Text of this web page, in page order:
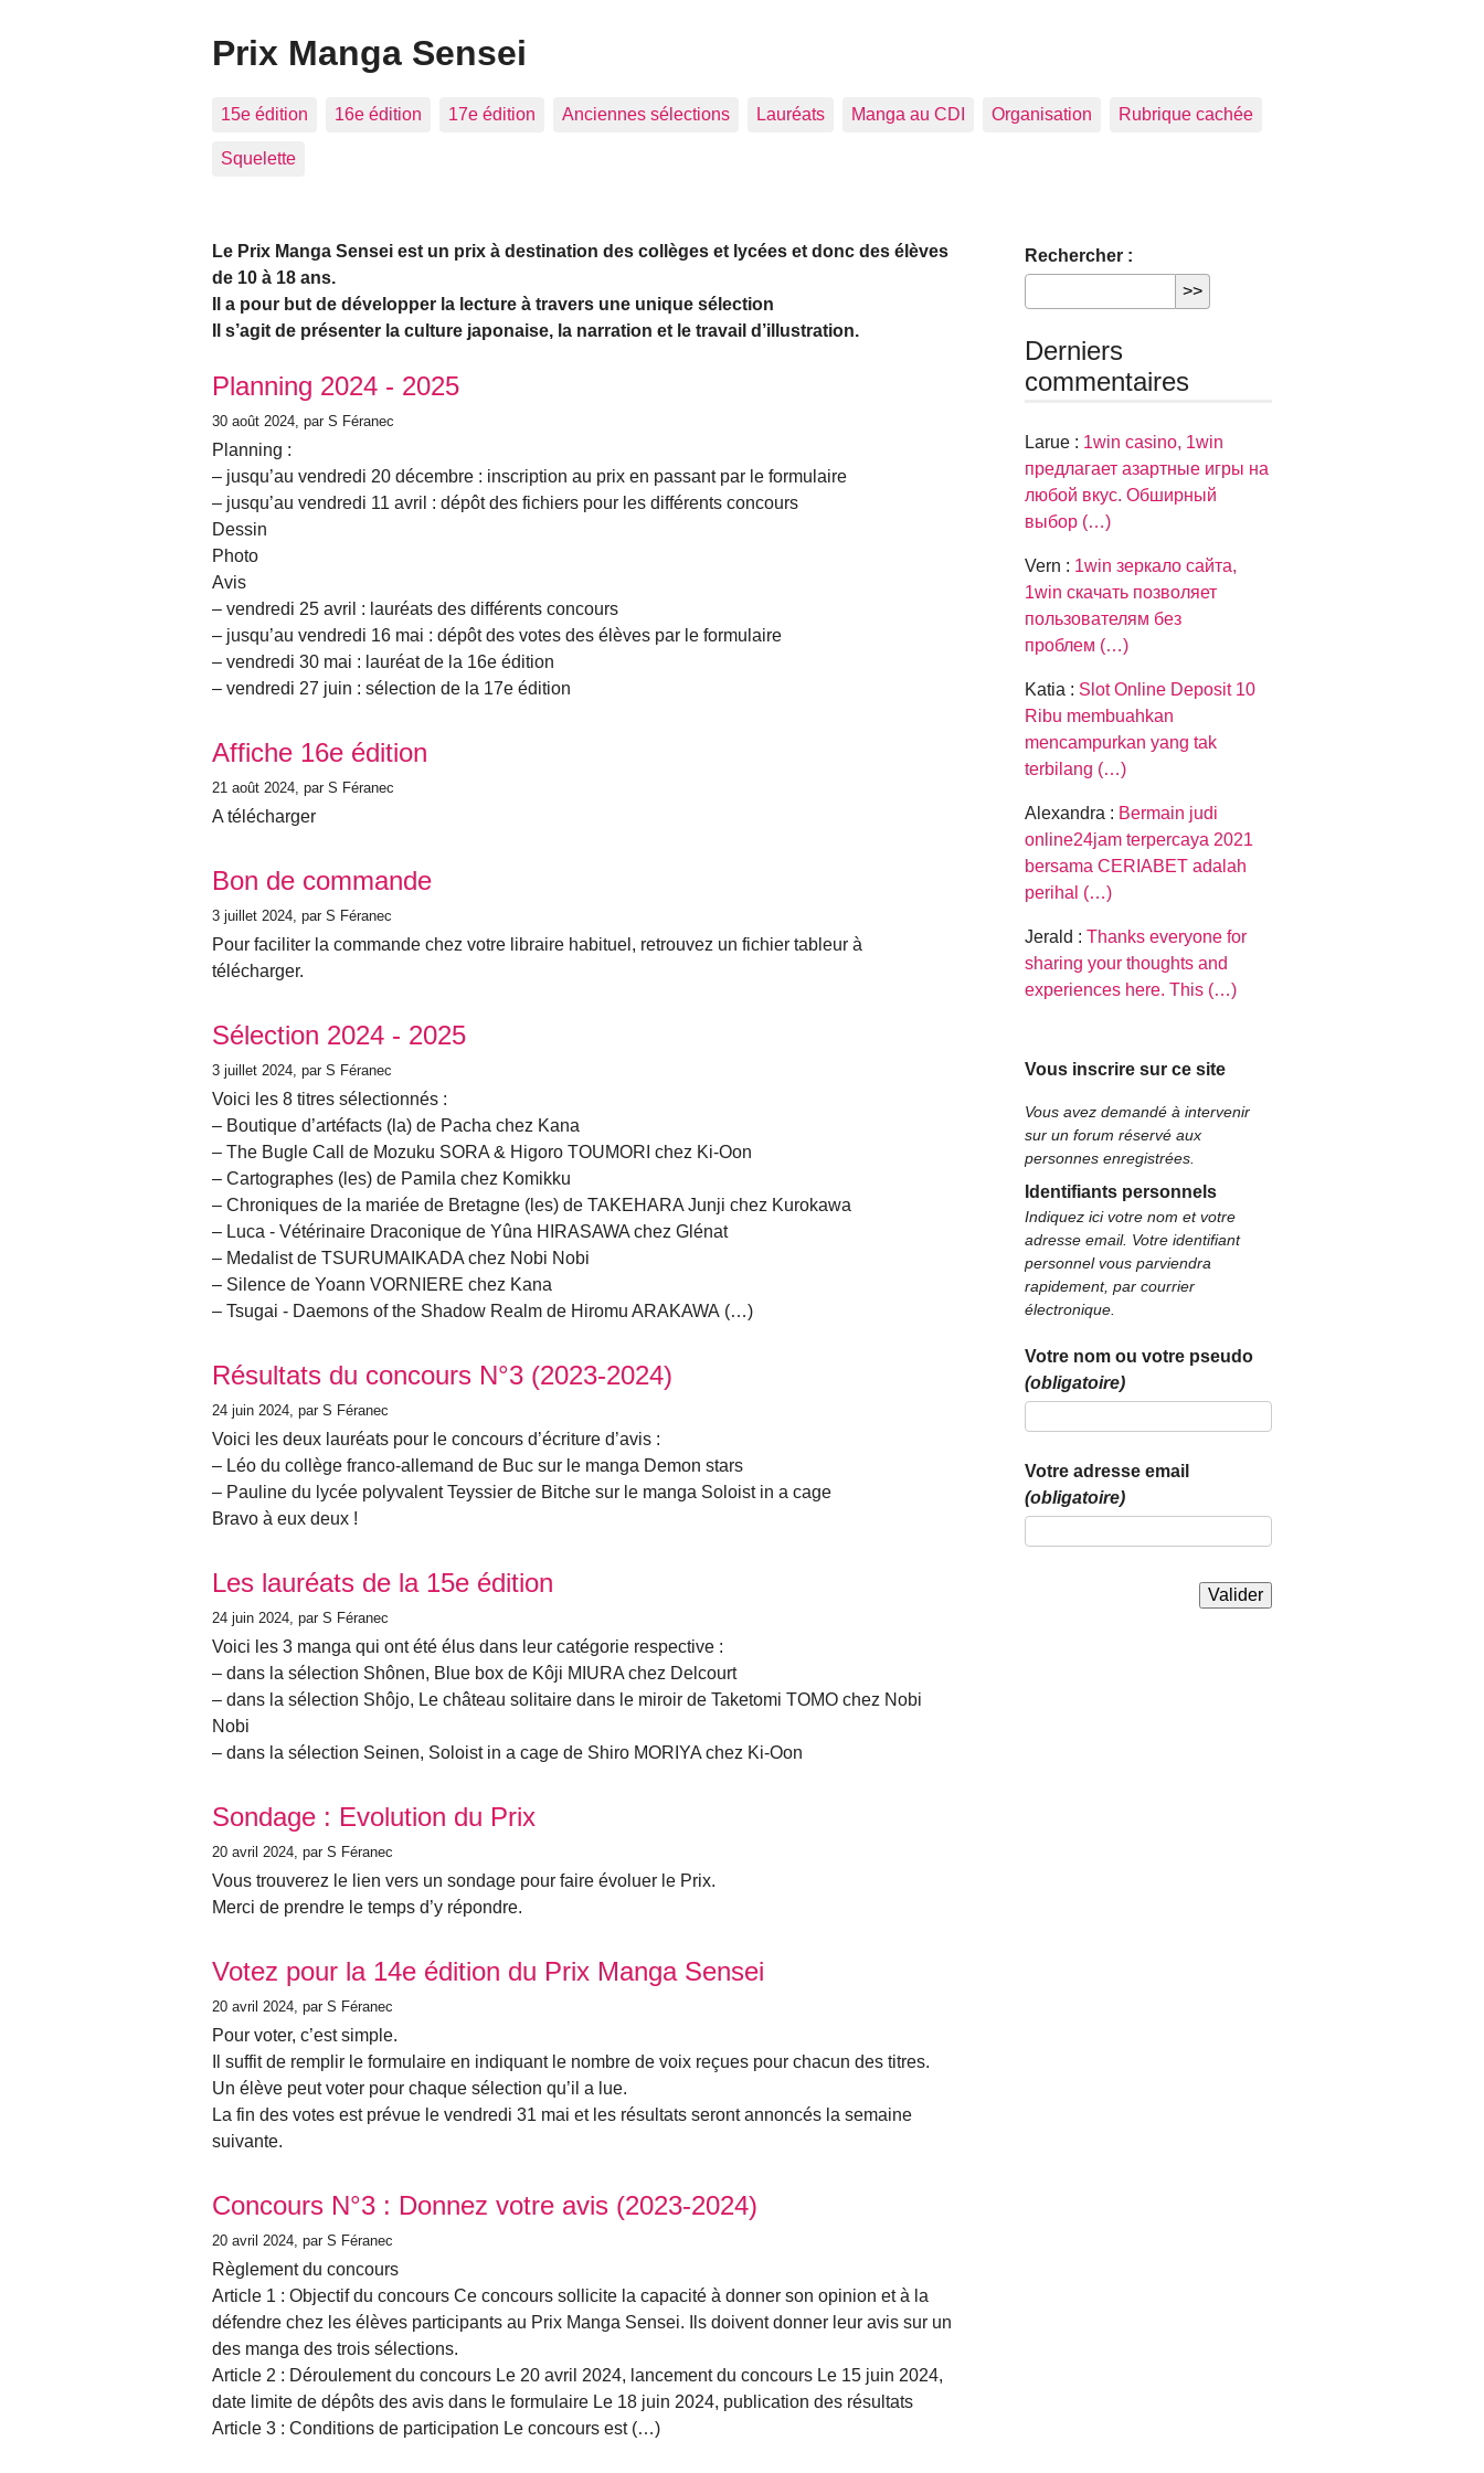
Prix Manga Sensei
15e édition 16e édition 17e édition Anciennes sélections Lauréats Manga au CDI Organisation Rubrique cachée
Squelette
Le Prix Manga Sensei est un prix à destination des collèges et lycées et donc des élèves
de 10 à 18 ans.
Il a pour but de développer la lecture à travers une unique sélection
Il s’agit de présenter la culture japonaise, la narration et le travail d’illustration.
Articles les plus récents
Planning 2024 - 2025
30 août 2024 , par S Féranec
Planning :
– jusqu’au vendredi 20 décembre : inscription au prix en passant par le formulaire
– jusqu’au vendredi 11 avril : dépôt des fichiers pour les différents concours
Dessin
Photo
Avis
– vendredi 25 avril : lauréats des différents concours
– jusqu’au vendredi 16 mai : dépôt des votes des élèves par le formulaire
– vendredi 30 mai : lauréat de la 16e édition
– vendredi 27 juin : sélection de la 17e édition
Affiche 16e édition
21 août 2024 , par S Féranec
A télécharger
Bon de commande
3 juillet 2024 , par S Féranec
Pour faciliter la commande chez votre libraire habituel, retrouvez un fichier tableur à
télécharger.
Sélection 2024 - 2025
3 juillet 2024 , par S Féranec
Voici les 8 titres sélectionnés :
– Boutique d’artéfacts (la) de Pacha chez Kana
– The Bugle Call de Mozuku SORA & Higoro TOUMORI chez Ki-Oon
– Cartographes (les) de Pamila chez Komikku
– Chroniques de la mariée de Bretagne (les) de TAKEHARA Junji chez Kurokawa
– Luca - Vétérinaire Draconique de Yûna HIRASAWA chez Glénat
– Medalist de TSURUMAIKADA chez Nobi Nobi
– Silence de Yoann VORNIERE chez Kana
– Tsugai - Daemons of the Shadow Realm de Hiromu ARAKAWA (…)
Résultats du concours N°3 (2023-2024)
24 juin 2024 , par S Féranec
Voici les deux lauréats pour le concours d’écriture d’avis :
– Léo du collège franco-allemand de Buc sur le manga Demon stars
– Pauline du lycée polyvalent Teyssier de Bitche sur le manga Soloist in a cage
Bravo à eux deux !
Les lauréats de la 15e édition
24 juin 2024 , par S Féranec
Voici les 3 manga qui ont été élus dans leur catégorie respective :
– dans la sélection Shônen, Blue box de Kôji MIURA chez Delcourt
– dans la sélection Shôjo, Le château solitaire dans le miroir de Taketomi TOMO chez Nobi
Nobi
– dans la sélection Seinen, Soloist in a cage de Shiro MORIYA chez Ki-Oon
Sondage : Evolution du Prix
20 avril 2024 , par S Féranec
Vous trouverez le lien vers un sondage pour faire évoluer le Prix.
Merci de prendre le temps d’y répondre.
Votez pour la 14e édition du Prix Manga Sensei
20 avril 2024 , par S Féranec
Pour voter, c’est simple.
Il suffit de remplir le formulaire en indiquant le nombre de voix reçues pour chacun des titres.
Un élève peut voter pour chaque sélection qu’il a lue.
La fin des votes est prévue le vendredi 31 mai et les résultats seront annoncés la semaine
suivante.
Concours N°3 : Donnez votre avis (2023-2024)
20 avril 2024 , par S Féranec
Règlement du concours
Article 1 : Objectif du concours Ce concours sollicite la capacité à donner son opinion et à la
défendre chez les élèves participants au Prix Manga Sensei. Ils doivent donner leur avis sur un
des manga des trois sélections.
Article 2 : Déroulement du concours Le 20 avril 2024, lancement du concours Le 15 juin 2024,
date limite de dépôts des avis dans le formulaire Le 18 juin 2024, publication des résultats
Article 3 : Conditions de participation Le concours est (…)
Rechercher :
Derniers
commentaires
Larue : 1win casino, 1win
предлагает азартные игры на
любой вкус. Обширный
выбор (…)
Vern : 1win зеркало сайта,
1win скачать позволяет
пользователям без
проблем (…)
Katia : Slot Online Deposit 10
Ribu membuahkan
mencampurkan yang tak
terbilang (…)
Alexandra : Bermain judi
online24jam terpercaya 2021
bersama CERIABET adalah
perihal (…)
Jerald :Thanks everyone for
sharing your thoughts and
experiences here. This (…)
Vous inscrire sur ce site
Vous avez demandé à intervenir
sur un forum réservé aux
personnes enregistrées.
Identifiants personnels
Indiquez ici votre nom et votre
adresse email. Votre identifiant
personnel vous parviendra
rapidement, par courrier
électronique.
Votre nom ou votre pseudo
(obligatoire)
Votre adresse email
(obligatoire)